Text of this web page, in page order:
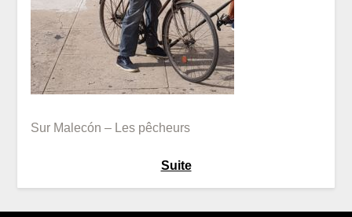
Sur Malecón – Les pêcheurs
Suite